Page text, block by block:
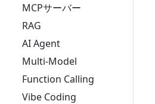
MCPサーバー
RAG
AI Agent
Multi-Model
Function Calling
Vibe Coding